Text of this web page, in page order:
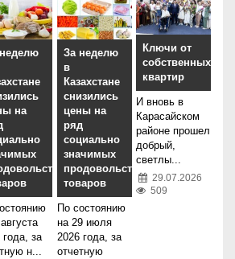
на
года, за
н...
За неделю
в
Казахстане
снизились
цены на
ряд
социально
значимых
продовольственных
товаров
По состоянию
на 29 июля
2026 года, за
отчетную
Ключи от
собственных
квартир
И вновь в
Карасайском
районе прошел
добрый,
светлы...
29.07.2026
509